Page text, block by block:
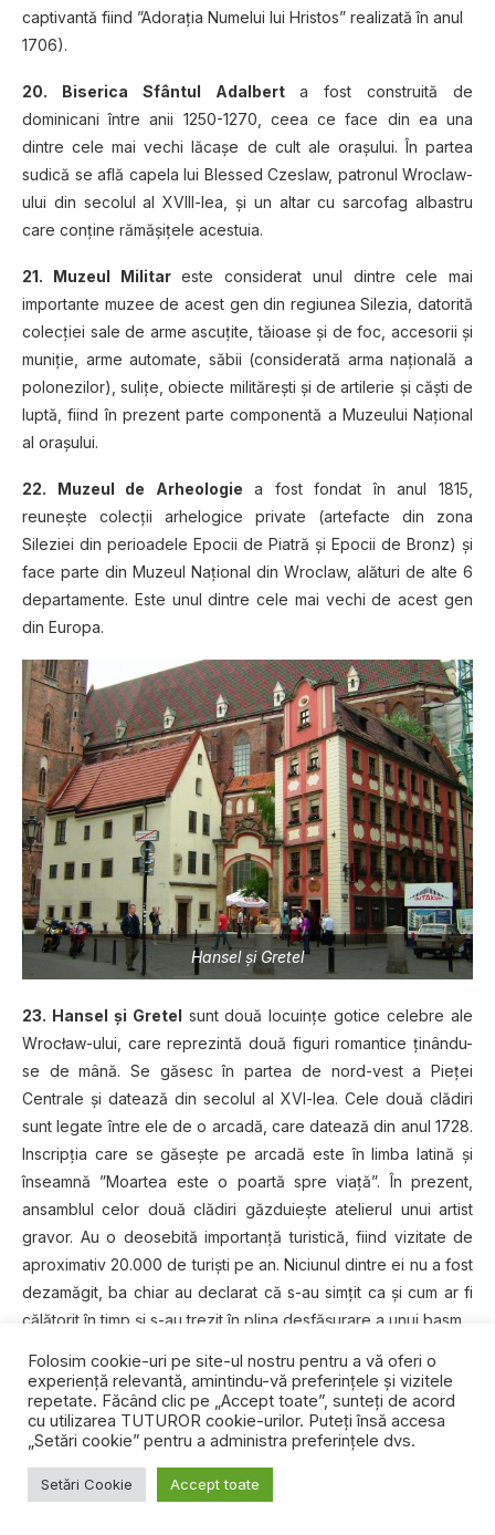
captivantă fiind ”Adoraţia Numelui lui Hristos” realizată în anul
1706).
20. Biserica Sfântul Adalberta fost construită de
dominicani între anii 1250-1270, ceea ce face din ea una
dintre cele mai vechi lăcaşe de cult ale oraşului. În partea
sudică se află capela lui Blessed Czeslaw, patronul Wroclaw-
ului din secolul al XVIII-lea, şi un altar cu sarcofag albastru
care conţine rămăşiţele acestuia.
21. Muzeul Militareste considerat unul dintre cele mai
importante muzee de acest gen din regiunea Silezia, datorită
colecţiei sale de arme ascuţite, tăioase şi de foc, accesorii şi
muniţie, arme automate, săbii (considerată arma naţională a
polonezilor), suliţe, obiecte milităreşti şi de artilerie şi căşti de
luptă, fiind în prezent parte componentă a Muzeului Naţional
al oraşului.
22. Muzeul de Arheologie a fost fondat în anul 1815,
reuneşte colecţii arhelogice private (artefacte din zona
Sileziei din perioadele Epocii de Piatră şi Epocii de Bronz) şi
face parte din Muzeul Naţional din Wroclaw, alături de alte 6
departamente. Este unul dintre cele mai vechi de acest gen
din Europa.
Hansel şi Gretel
23. Hansel şi Gretel sunt două locuinţe gotice celebre ale
Wrocław-ului, care reprezintă două figuri romantice ţinându-
se de mână. Se găsesc în partea de nord-vest a Pieţei
Centrale şi datează din secolul al XVI-lea. Cele două clădiri
sunt legate între ele de o arcadă, care datează din anul 1728.
Inscripţia care se găseşte pe arcadă este în limba latină şi
înseamnă ”Moartea este o poartă spre viaţă”. În prezent,
ansamblul celor două clădiri găzduieşte atelierul unui artist
gravor. Au o deosebită importanţă turistică, fiind vizitate de
aproximativ 20.000 de turişti pe an. Niciunul dintre ei nu a fost
dezamăgit, ba chiar au declarat că s-au simţit ca şi cum ar fi
călătorit în timp şi s-au trezit în plina desfăşurare a unui basm.
24.Şi, în sfârşit, dar total întâmplător,Turnul Matematicii,
loc perfect de declarare a sentimentelor şi nou prilej de a fi
martorii unei panorame superbe asupra oraşului vechi şi a
râului Odra, este un fost observator astronomic situat într-una
dintre cele patru clădiri ale Muzeului Universităţii.
Observatorul a fost construit în acest loc datorită longitudinii
Folosim cookie-uri pe site-ul nostru pentru a vă oferi o
experiență relevantă, amintindu-vă preferințele și vizitele
repetate. Făcând clic pe „Accept toate”, sunteți de acord
cu utilizarea TUTUROR cookie-urilor. Puteți însă accesa
„Setări cookie” pentru a administra preferințele dvs.
Setări Cookie Accept toate